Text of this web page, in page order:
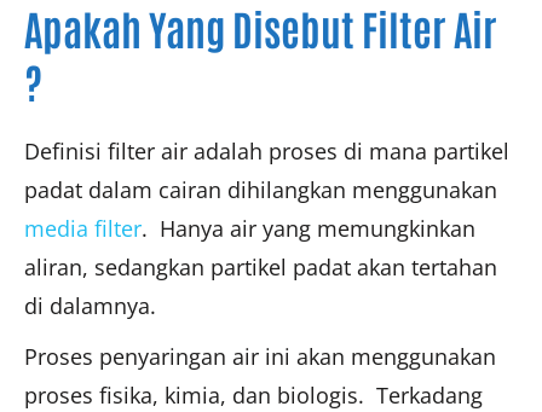
Apakah Yang Disebut Filter Air
?
Definisi filter air adalah proses di mana partikel
padat dalam cairan dihilangkan menggunakan
media filter. Hanya air yang memungkinkan
aliran, sedangkan partikel padat akan tertahan
di dalamnya.
Proses penyaringan air ini akan menggunakan
proses fisika, kimia, dan biologis. Terkadang